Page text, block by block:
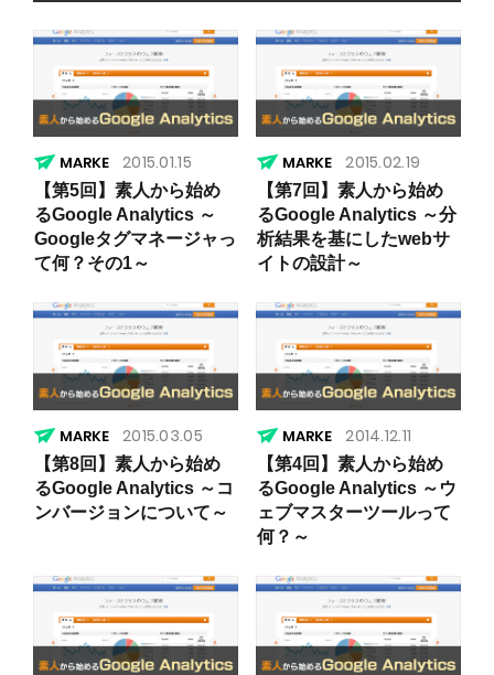
2015.01.15
【第5回】素人から始め
るGoogle Analytics ～
Googleタグマネージャっ
て何？その1～
2015.02.19
【第7回】素人から始め
るGoogle Analytics ～分
析結果を基にしたwebサ
イトの設計～
2015.03.05
【第8回】素人から始め
るGoogle Analytics ～コ
ンバージョンについて～
2014.12.11
【第4回】素人から始め
るGoogle Analytics ～ウ
ェブマスターツールって
何？～